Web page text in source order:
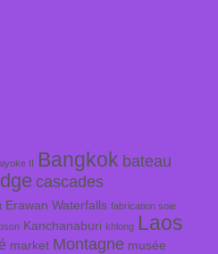
II Bangkok bateau
cascades
Erawan Waterfalls fabrication soie
Kanchanaburi khlong Laos
market Montagne musée